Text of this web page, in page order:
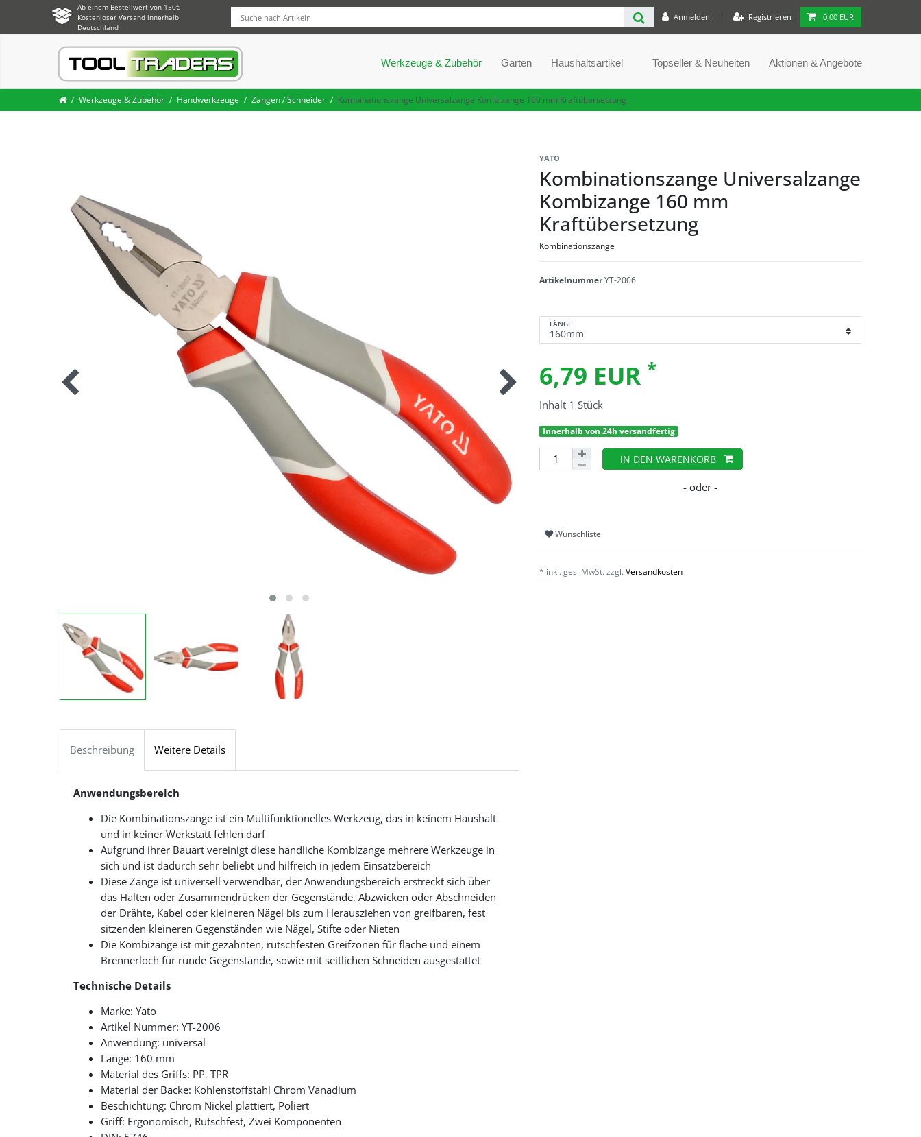
Anmelden Registrieren 0,00 EUR
Ab einem Bestellwert von 150€
Kostenloser Versand innerhalb
Deutschland
Werkzeuge & Zubehör Garten Haushaltsartikel Topseller & Neuheiten Aktionen & Angebote
Werkzeuge & Zubehör Handwerkzeuge Zangen / Schneider Kombinationszange Universalzange Kombizange 160 mm Kraftübersetzung
YATO
Kombinationszange Universalzange
Kombizange 160 mm
Kraftübersetzung
Kombinationszange
ArtikelnummerYT-2006
LÄNGE
6,79 EUR *
Inhalt 1 Stück
Innerhalb von 24h versandfertig
IN DEN WARENKORB
Wunschliste
* inkl. ges. MwSt. zzgl. Versandkosten
Beschreibung Weitere Details
Anwendungsbereich
Die Kombinationszange ist ein Multifunktionelles Werkzeug, das in keinem Haushalt
und in keiner Werkstatt fehlen darf
Aufgrund ihrer Bauart vereinigt diese handliche Kombizange mehrere Werkzeuge in
sich und ist dadurch sehr beliebt und hilfreich in jedem Einsatzbereich
Diese Zange ist universell verwendbar, der Anwendungsbereich erstreckt sich über
das Halten oder Zusammendrücken der Gegenstände, Abzwicken oder Abschneiden
der Drähte, Kabel oder kleineren Nägel bis zum Herausziehen von greifbaren, fest
sitzenden kleineren Gegenständen wie Nägel, Stifte oder Nieten
Die Kombizange ist mit gezahnten, rutschfesten Greifzonen für flache und einem
Brennerloch für runde Gegenstände, sowie mit seitlichen Schneiden ausgestattet
Technische Details
Marke: Yato
Artikel Nummer: YT-2006
Anwendung: universal
Länge: 160 mm
Material des Griffs: PP, TPR
Material der Backe: Kohlenstoffstahl Chrom Vanadium
Beschichtung: Chrom Nickel plattiert, Poliert
Griff: Ergonomisch, Rutschfest, Zwei Komponenten